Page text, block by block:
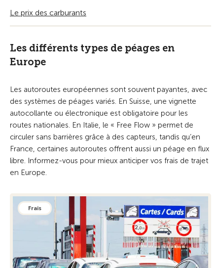
Le prix des carburants
Les différents types de péages en
Europe
Les autoroutes européennes sont souvent payantes, avec
des systèmes de péages variés. En Suisse, une vignette
autocollante ou électronique est obligatoire pour les
routes nationales. En Italie, le « Free Flow » permet de
circuler sans barrières grâce à des capteurs, tandis qu’en
France, certaines autoroutes offrent aussi un péage en flux
libre. Informez-vous pour mieux anticiper vos frais de trajet
en Europe.
Frais